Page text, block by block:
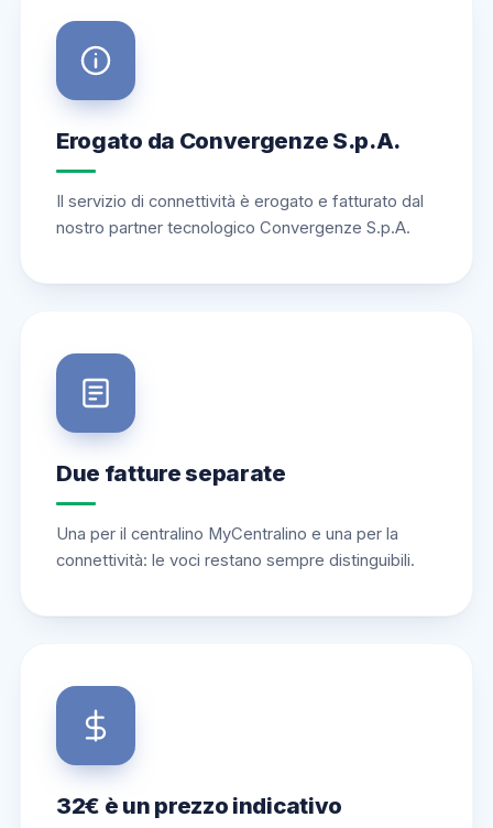
Erogato da Convergenze S.p.A.
Il servizio di connettività è erogato e fatturato dal
nostro partner tecnologico Convergenze S.p.A.
Due fatture separate
Una per il centralino MyCentralino e una per la
connettività: le voci restano sempre distinguibili.
32€ è un prezzo indicativo